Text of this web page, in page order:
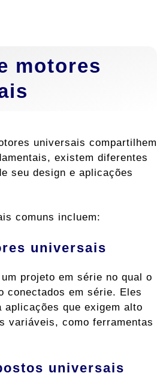
motores
universais compartilhem
existem diferentes
seu design e aplicações
comuns incluem:
universais
projeto em série no qual o
conectados em série. Eles
aplicações que exigem alto
variáveis, como ferramentas
universais